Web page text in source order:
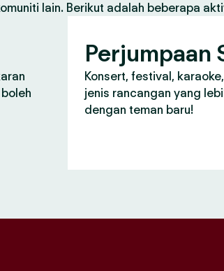
lain. Berikut adalah beberapa
Perjumpaan
Konsert, festival,
jenis rancangan yang
dengan teman baru!